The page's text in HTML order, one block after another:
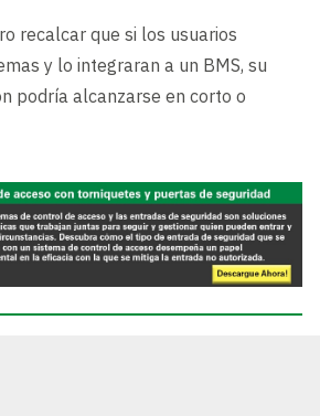
recalcar que si los usuarios
y lo integraran a un BMS, su
podría alcanzarse en corto o